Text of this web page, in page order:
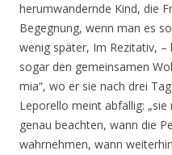
herumwandernde Kind, die
Begegnung, wenn man es
wenig später, Im Rezitativ, –
sogar den gemeinsamen
mia“, wo er sie nach drei
Leporello meint abfällig:
genau beachten, wann die
wahrnehmen, wann weiterhin